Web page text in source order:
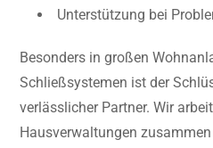
Unterstützung bei
Besonders in großen
Schließsystemen ist der
verlässlicher Partner. Wir
Hausverwaltungen